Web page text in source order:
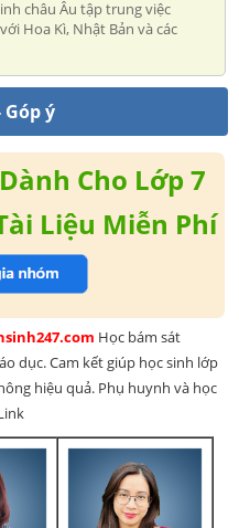
châu Âu tập trung việc
Hoa Kì, Nhật Bản và các
ý
Cho Lớp 7
Liệu Miễn Phí
Học bám sát
dục. Cam kết giúp học sinh lớp
hiệu quả. Phụ huynh và học